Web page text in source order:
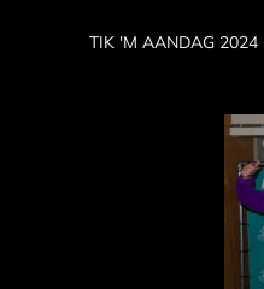
TIK 'M AANDAG 2024